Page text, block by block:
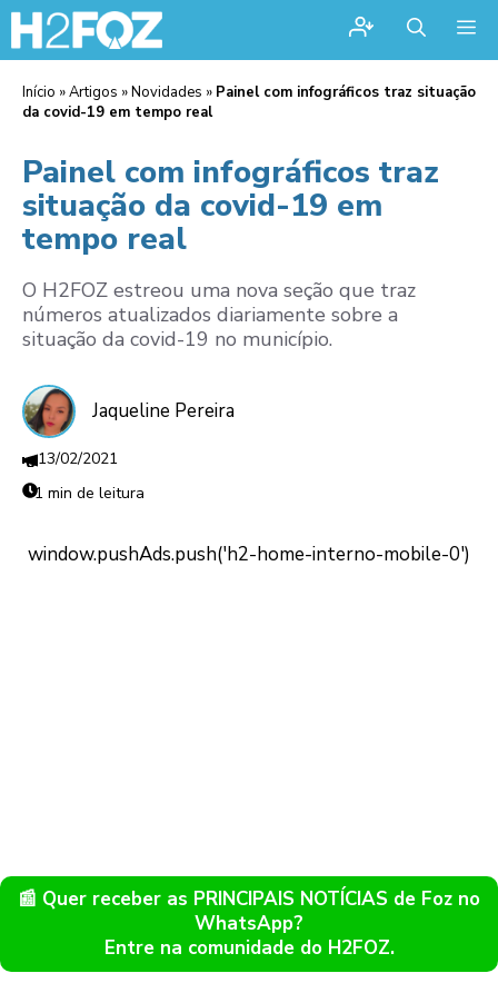
Início »Artigos »Novidades » Painel com infográficos traz situação
da covid-19 em tempo real
Painel com infográficos traz
situação da covid-19 em
tempo real
O H2FOZ estreou uma nova seção que traz
números atualizados diariamente sobre a
situação da covid-19 no município.
Jaqueline Pereira
13/02/2021
1 min de leitura
📰 Quer receber as PRINCIPAIS NOTÍCIAS de Foz no
WhatsApp?
Entre na comunidade do H2FOZ.